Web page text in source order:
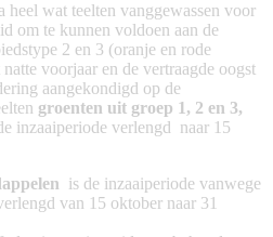
heel wat teelten vanggewassen voor
om te kunnen voldoen aan de
2 en 3 (oranje en rode
voorjaar en de vertraagde oogst
aangekondigd op de
groenten uit groep 1, 2 en 3,
inzaaiperiode verlengd naar 15
is de inzaaiperiode vanwege
van 15 oktober naar 31